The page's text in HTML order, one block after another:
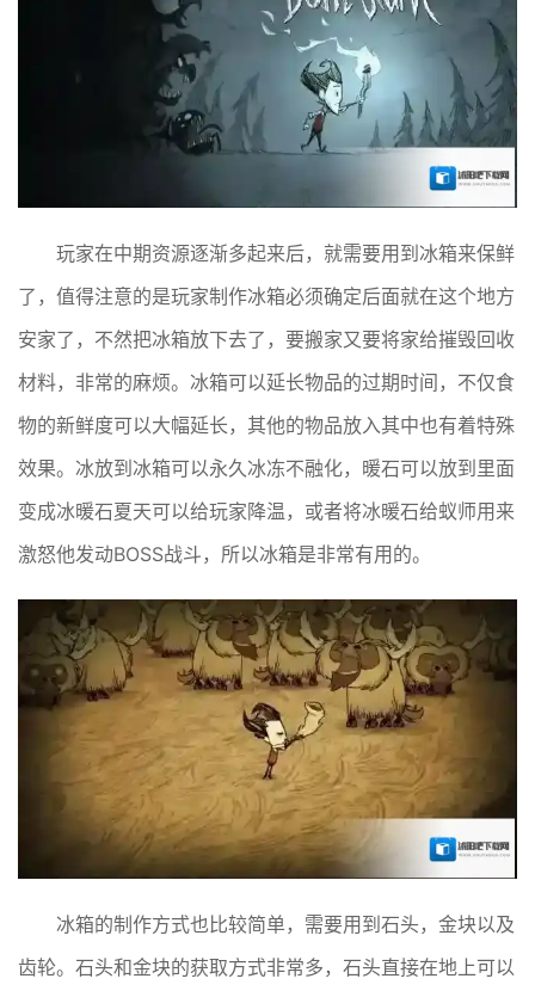
玩家在中期资源逐渐多起来后，就需要用到冰箱来保鲜
了，值得注意的是玩家制作冰箱必须确定后面就在这个地方
安家了，不然把冰箱放下去了，要搬家又要将家给摧毁回收
材料，非常的麻烦。冰箱可以延长物品的过期时间，不仅食
物的新鲜度可以大幅延长，其他的物品放入其中也有着特殊
效果。冰放到冰箱可以永久冰冻不融化，暖石可以放到里面
变成冰暖石夏天可以给玩家降温，或者将冰暖石给蚁师用来
激怒他发动BOSS战斗，所以冰箱是非常有用的。
冰箱的制作方式也比较简单，需要用到石头，金块以及
齿轮。石头和金块的获取方式非常多，石头直接在地上可以